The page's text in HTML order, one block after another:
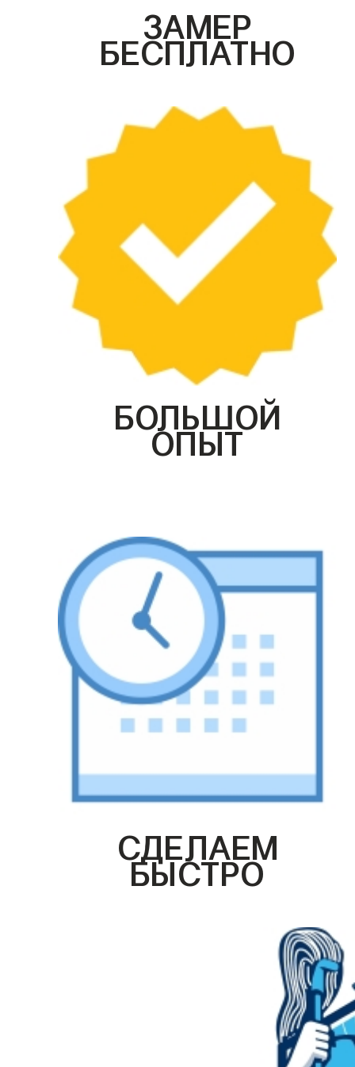
ЗАМЕР
БЕСПЛАТНО
БОЛЬШОЙ
ОПЫТ
СДЕЛАЕМ
БЫСТРО